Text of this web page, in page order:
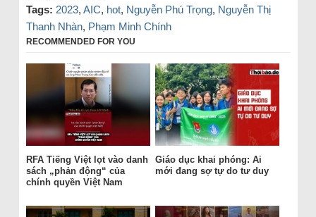
Tags: 2023, AIC, hot, Nguyễn Phú Trọng, Nguyễn Thị
Thanh Nhàn, Phạm Minh Chính
RECOMMENDED FOR YOU
RFA Tiếng Việt lọt vào danh
sách „phản động“ của
chính quyền Việt Nam
Giáo dục khai phóng: Ai
mới đang sợ tự do tư duy